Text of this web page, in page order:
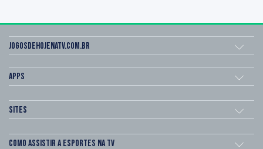
Jogosdehojenatv.com.br
Apps
Sites
Como assistir a esportes na TV